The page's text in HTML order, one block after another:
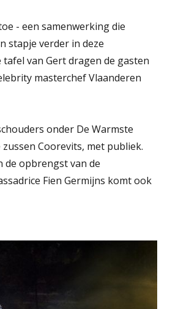
- een samenwerking die
stapje verder in deze
van Gert dragen de gasten
masterchef Vlaanderen
onder De Warmste
Coorevits, met publiek.
de opbrengst van de
Fien Germijns komt ook